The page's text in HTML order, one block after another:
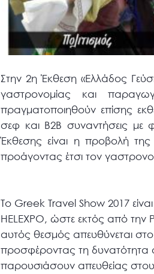
Στην 2η Έκθεση «Ελλάδος
γαστρονομίας και
πραγματοποιηθούν επίσης
σεφ και B2B συναντήσεις με
Έκθεσης είναι η προβολή της
προάγοντας έτσι τον
Το Greek Travel Show 2017
HELEXPO, ώστε εκτός από την
αυτός θεσμός απευθύνεται
προσφέροντας τη δυνατότητα
παρουσιάσουν απευθείας